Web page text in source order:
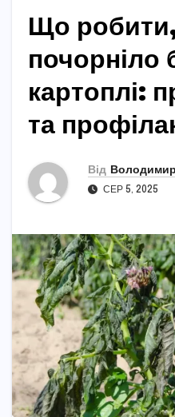
Що
почорніло
картоплі:
та
Від
СЕР 5, 2025